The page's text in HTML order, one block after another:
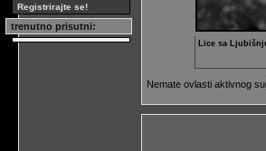
Registrirajte se!
trenutno prisutni:
Lice sa
Nemate ovlasti aktivnog